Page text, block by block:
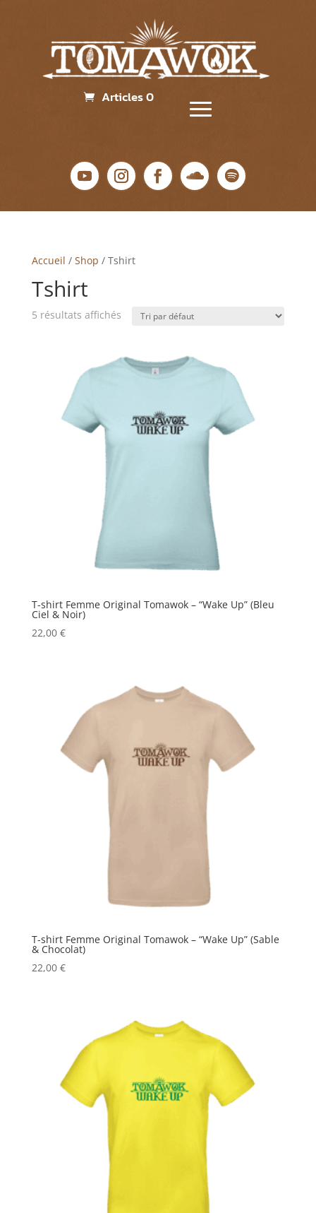
Articles 0
Accueil / Shop / Tshirt
Tshirt
5 résultats affichés
T-shirt Femme Original Tomawok – “Wake Up” (Bleu
Ciel & Noir)
22,00 €
T-shirt Femme Original Tomawok – “Wake Up” (Sable
& Chocolat)
22,00 €